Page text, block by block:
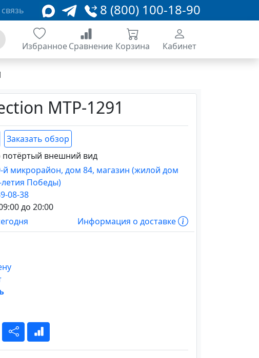
8 (800) 100-18-90
ИзбранноеСравнение Корзина Кабинет
MTP-1291
Заказать обзор
потёртый внешний вид
й микрорайон, дом 84, магазин (жилой дом
Победы)
08-38
до 20:00
Информация о доставке